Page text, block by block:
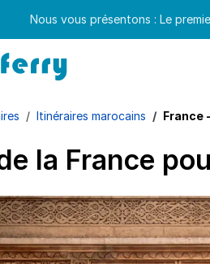
Nous vous présentons : Le
Itinéraires marocains France
la France